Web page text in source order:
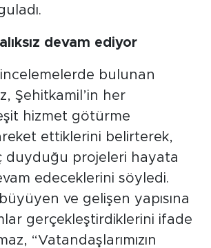
devam ediyor
bulunan
Şehitkamil’in her
hizmet götürme
ettiklerini belirterek,
duyduğu projeleri hayata
edeceklerini söyledi.
ve gelişen yapısına
gerçekleştirdiklerini ifade
“Vatandaşlarımızın